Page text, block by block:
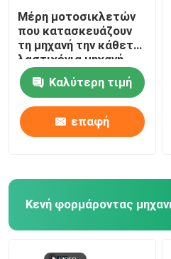
Μέρη μοτοσικλετών
που κατασκευάζουν
τη μηχανή την κάθετη
λαστιχένια μηχανή
σχηματοποίησης
εγχύσεων για τη
λαστιχένια διάταξη
απόσβεσης
Καλύτερη τιμή
επαφή